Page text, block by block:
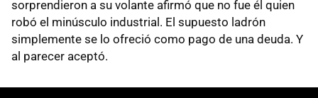
sorprendieron a su volante afirmó que no fue él quien
robó el minúsculo industrial. El supuesto ladrón
simplemente se lo ofreció como pago de una deuda. Y
al parecer aceptó.